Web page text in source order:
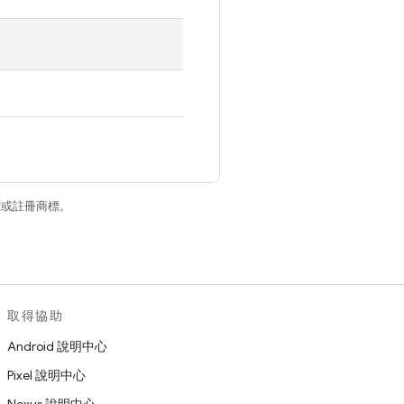
註冊商標。
取得協助
Android 說明中心
Pixel 說明中心